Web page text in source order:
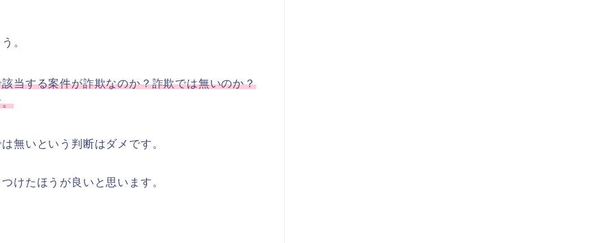
。
当する案件が詐欺なのか？詐欺では無いのか？
。
無いという判断はダメです。
けたほうが良いと思います。